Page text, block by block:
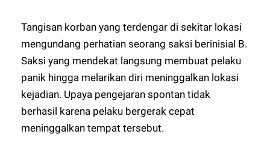
Tangisan korban yang terdengar di sekitar lokasi
mengundang perhatian seorang saksi berinisial B.
Saksi yang mendekat langsung membuat pelaku
panik hingga melarikan diri meninggalkan lokasi
kejadian. Upaya pengejaran spontan tidak
berhasil karena pelaku bergerak cepat
meninggalkan tempat tersebut.